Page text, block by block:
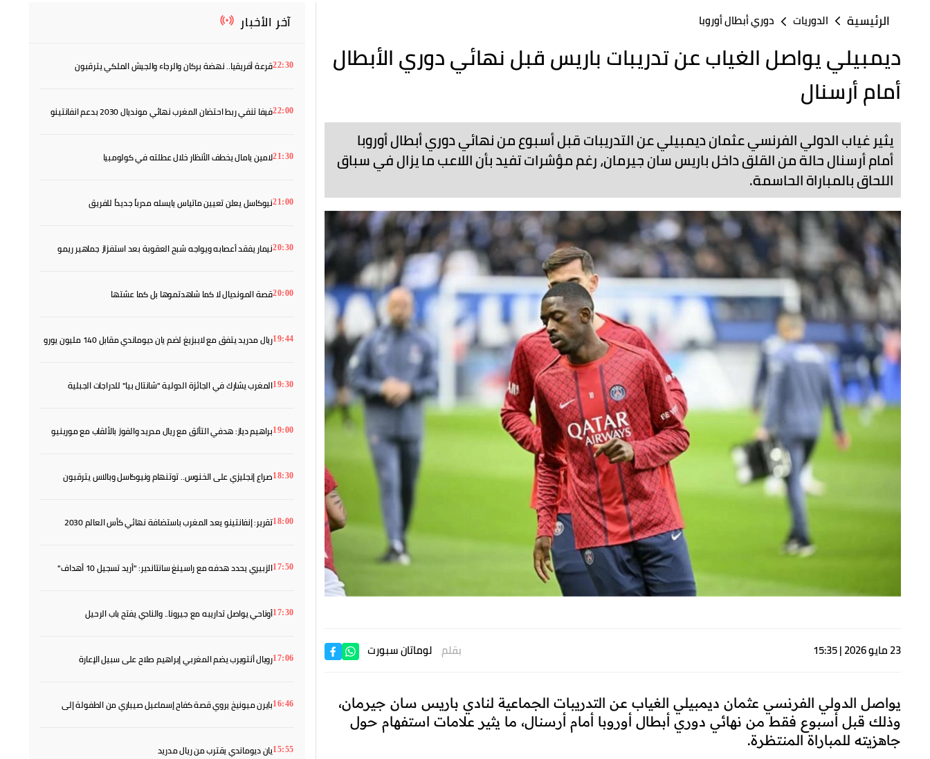
الرئيسية الدوريات دوري أبطال أوروبا
ديمبيلي يواصل الغياب عن تدريبات باريس قبل نهائي دوري الأبطال
أمام أرسنال
يثير غياب الدولي الفرنسي عثمان ديمبيلي عن التدريبات قبل أسبوع من نهائي دوري أبطال أوروبا
أمام أرسنال حالة من القلق داخل باريس سان جيرمان، رغم مؤشرات تفيد بأن اللاعب ما يزال في سباق
اللحاق بالمباراة الحاسمة.
23 مايو 2026 | 15:35 بقلم لوماتان سبورت
يواصل الدولي الفرنسي عثمان ديمبيلي الغياب عن التدريبات الجماعية لنادي باريس سان جيرمان،
وذلك قبل أسبوع فقط من نهائي دوري أبطال أوروبا أمام أرسنال، ما يثير علامات استفهام حول
جاهزيته للمباراة المنتظرة.
آخر الأخبار
22:30قرعة أفريقيا.. نهضة بركان والرجاء والجيش الملكي يترقبون
22:00فيفا تنفي ربط احتضان المغرب نهائي مونديال 2030 بدعم انفانتينو
21:30لامين يامال يخطف الأنظار خلال عطلته في كولومبيا
21:00نيوكاسل يعلن تعيين ماتياس يايسله مدرباً جديداً للفريق
20:30نيمار يفقد أعصابه ويواجه شبح العقوبة بعد استفزاز جماهير ريمو
20:00قصة المونديال لا كما شاهدتموها بل كما عشتها
19:44ريال مدريد يتفق مع لايبزيغ لضم يان ديوماندي مقابل 140 مليون يورو
19:30المغرب يشارك في الجائزة الدولية "شانتال بيا" للدراجات الجبلية
19:00براهيم دياز: هدفي التألق مع ريال مدريد والفوز بالألقاب مع مورينيو
18:30صراع إنجليزي على الخنوس.. توتنهام ونيوكاسل وبالاس يترقبون
18:00تقرير: إنفانتينو يعد المغرب باستضافة نهائي كأس العالم 2030
17:50الزبيري يحدد هدفه مع راسينغ سانتاندير: "أريد تسجيل 10 أهداف"
17:30أوناحي يواصل تداريبه مع جيرونا.. والنادي يفتح باب الرحيل
17:06رويال أنتويرب يضم المغربي إبراهيم صلاح على سبيل الإعارة
16:46بايرن ميونيخ يروي قصة كفاح إسماعيل صيباري من الطفولة إلى
15:55يان ديوماندي يقترب من ريال مدريد